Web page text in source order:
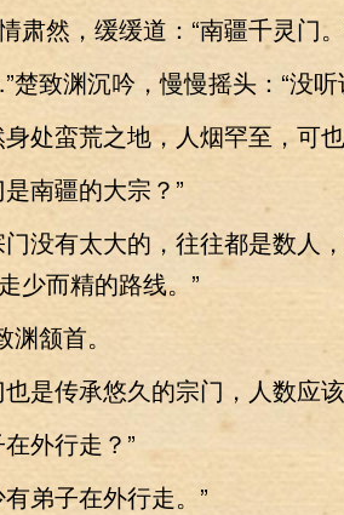
，缓缓道：“南疆千灵门
渊沉吟，慢慢摇头：“没听
蛮荒之地，人烟罕至，可也
疆的大宗？”
有太大的，往往都是数人，
少而精的路线。”
颔首。
传承悠久的宗门，人数应该
外行走？”
弟子在外行走。”